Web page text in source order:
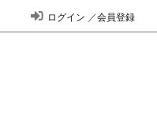
ログイン ／会員登録